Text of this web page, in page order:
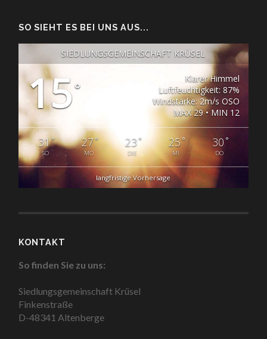
SO SIEHT ES BEI UNS AUS...
SIEDLUNGSGEMEINSCHAFT KRÜSEL
15°
Klarer Himmel
Luftfeuchtigkeit: 87%
Windstärke: 2m/s OSO
MAX 29 • MIN 12
31°
SO
27°
MO
23°
DIE
25°
MI
30 °
DO
langfristige Vorhersage
KONTAKT
So finden Sie zu uns:
Siedlungsgemeinschaft Krüsel
Finkenstraße
D-48341 Altenberge